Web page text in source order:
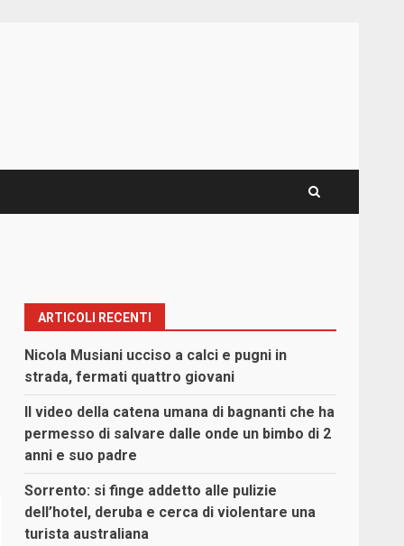
ARTICOLI RECENTI
Nicola Musiani ucciso a calci e pugni in
strada, fermati quattro giovani
Il video della catena umana di bagnanti che ha
permesso di salvare dalle onde un bimbo di 2
anni e suo padre
Sorrento: si finge addetto alle pulizie
dell’hotel, deruba e cerca di violentare una
turista australiana